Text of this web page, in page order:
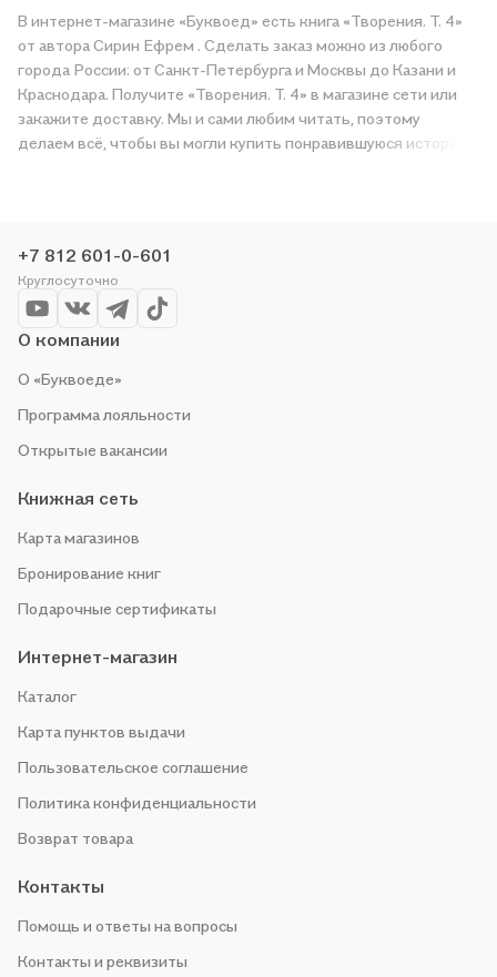
В интернет-магазине «Буквоед» есть книга «Творения. Т. 4»
от автора Сирин Ефрем . Сделать заказ можно из любого
города России: от Санкт-Петербурга и Москвы до Казани и
Краснодара. Получите «Творения. Т. 4» в магазине сети или
закажите доставку. Мы и сами любим читать, поэтому
делаем всё, чтобы вы могли купить понравившуюся историю
+7 812 601-0-601
Круглосуточно
О компании
О «Буквоеде»
Программа лояльности
Открытые вакансии
Книжная сеть
Карта магазинов
Бронирование книг
Подарочные сертификаты
Интернет-магазин
Каталог
Карта пунктов выдачи
Пользовательское соглашение
Политика конфиденциальности
Возврат товара
Контакты
Помощь и ответы на вопросы
Контакты и реквизиты